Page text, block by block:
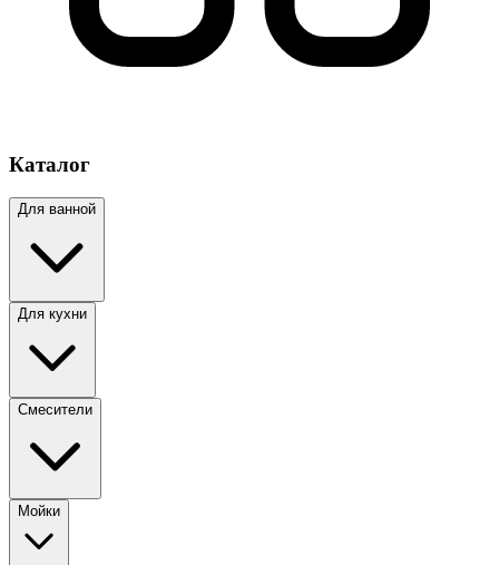
Каталог
Для ванной
Для кухни
Смесители
Мойки